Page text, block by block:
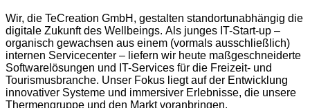
Wir, die TeCreation GmbH, gestalten standortunabhängig die
digitale Zukunft des Wellbeings. Als junges IT-Start-up –
organisch gewachsen aus einem (vormals ausschließlich)
internen Servicecenter – liefern wir heute maßgeschneiderte
Softwarelösungen und IT-Services für die Freizeit- und
Tourismusbranche. Unser Fokus liegt auf der Entwicklung
innovativer Systeme und immersiver Erlebnisse, die unsere
Thermengruppe und den Markt voranbringen.